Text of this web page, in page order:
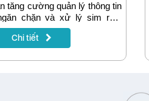
tăng cường quản lý thông tin
chặn và xử lý sim rác.
giải pháp kỹ thuật đang triển
thêm giải pháp để xác thực
chuyển biến thực chất trong
Chi tiết